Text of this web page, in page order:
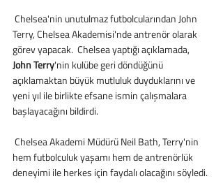
Terry, Chelsea Akademisi'nde antrenör olarak
görev yapacak.  Chelsea yaptığı açıklamada,
John Terry'nin kulübe geri döndüğünü
açıklamaktan büyük mutluluk duyduklarını ve
yeni yıl ile birlikte efsane ismin çalışmalara
başlayacağını bildirdi.
hem futbolculuk yaşamı hem de antrenörlük
deneyimi ile herkes için faydalı olacağını söyledi.